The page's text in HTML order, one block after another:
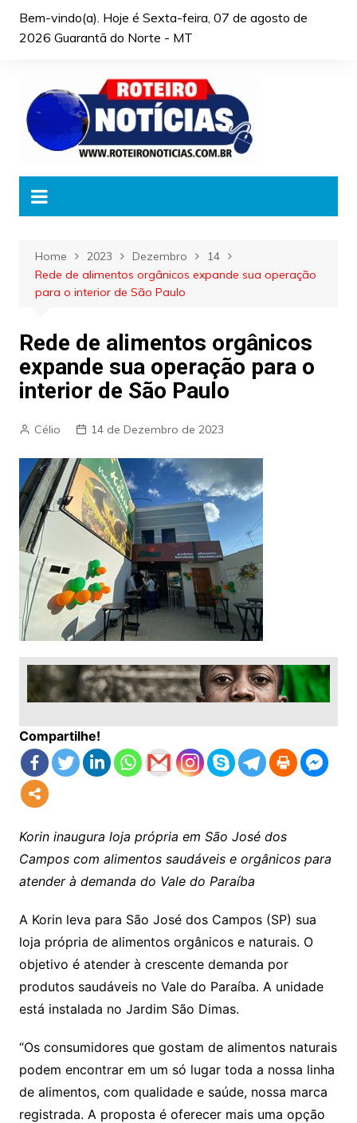
Bem-vindo(a). Hoje é Sexta-feira, 07 de agosto de
2026 Guarantã do Norte - MT
Home 2023 Dezembro
14
Rede de alimentos orgânicos expande sua operação
para o interior de São Paulo
Rede de alimentos orgânicos
expande sua operação para o
interior de São Paulo
Célio 14 de Dezembro de 2023
Compartilhe!
Korin inaugura loja própria em São José dos
Campos com alimentos saudáveis e orgânicos para
atender à demanda do Vale do Paraíba
A Korin leva para São José dos Campos (SP) sua
loja própria de alimentos orgânicos e naturais. O
objetivo é atender à crescente demanda por
produtos saudáveis no Vale do Paraíba. A unidade
está instalada no Jardim São Dimas.
“Os consumidores que gostam de alimentos naturais
podem encontrar em um só lugar toda a nossa linha
de alimentos, com qualidade e saúde, nossa marca
registrada. A proposta é oferecer mais uma opção